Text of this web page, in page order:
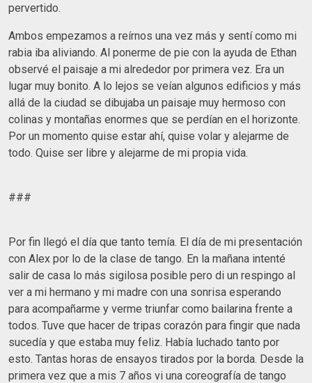
pervertido.
Ambos empezamos a reírnos una vez más y sentí como mi
rabia iba aliviando. Al ponerme de pie con la ayuda de Ethan
observé el paisaje a mi alrededor por primera vez. Era un
lugar muy bonito. A lo lejos se veían algunos edificios y más
allá de la ciudad se dibujaba un paisaje muy hermoso con
colinas y montañas enormes que se perdían en el horizonte.
Por un momento quise estar ahí, quise volar y alejarme de
todo. Quise ser libre y alejarme de mi propia vida.
###
Por fin llegó el día que tanto temía. El día de mi presentación
con Alex por lo de la clase de tango. En la mañana intenté
salir de casa lo más sigilosa posible pero di un respingo al
ver a mi hermano y mi madre con una sonrisa esperando
para acompañarme y verme triunfar como bailarina frente a
todos. Tuve que hacer de tripas corazón para fingir que nada
sucedía y que estaba muy feliz. Había luchado tanto por
esto. Tantas horas de ensayos tirados por la borda. Desde la
primera vez que a mis 7 años vi una coreografía de tango